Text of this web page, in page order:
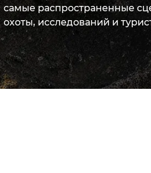
самые распространенные
охоты, исследований и